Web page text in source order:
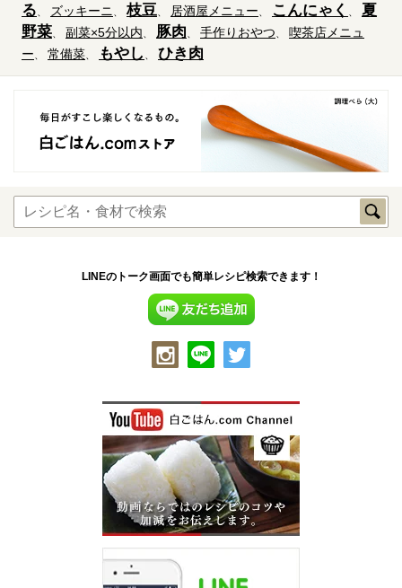
る
ズッキーニ 枝豆 居酒屋メニュー こんにゃく
夏
野菜
副菜×5分以内 豚肉 手作りおやつ
喫茶店メニュ
ー
常備菜 もやし ひき肉
LINEのトーク画面でも簡単レシピ検索できます！